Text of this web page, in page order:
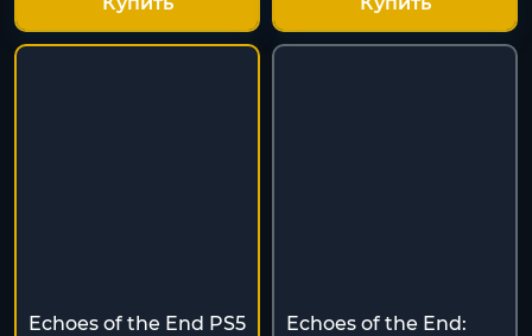
Echoes of the End PS5
Echoes of the End: